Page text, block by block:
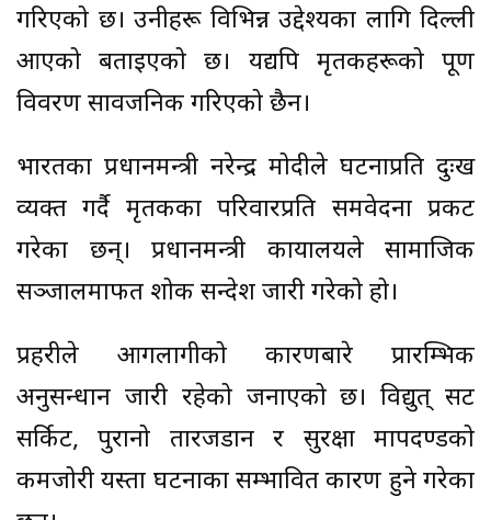
गरिएको छ। उनीहरू विभिन्न उद्देश्यका लागि दिल्ली
आएको बताइएको छ। यद्यपि मृतकहरूको पूर्ण
विवरण सार्वजनिक गरिएको छैन।
भारतका प्रधानमन्त्री नरेन्द्र मोदीले घटनाप्रति दुःख
व्यक्त गर्दै मृतकका परिवारप्रति समवेदना प्रकट
गरेका छन्। प्रधानमन्त्री कार्यालयले सामाजिक
सञ्जालमार्फत शोक सन्देश जारी गरेको हो।
प्रहरीले आगलागीको कारणबारे प्रारम्भिक
अनुसन्धान जारी रहेको जनाएको छ। विद्युत् सर्ट
सर्किट, पुरानो तारजडान र सुरक्षा मापदण्डको
कमजोरी यस्ता घटनाका सम्भावित कारण हुने गरेका